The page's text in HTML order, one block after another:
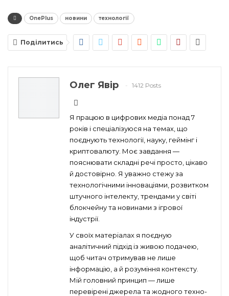
OnePlus новини технології
Поділитись
Олег Явір 1412 Posts
Я працюю в цифрових медіа понад 7
років і спеціалізуюся на темах, що
поєднують технології, науку, геймінг і
криптовалюту. Моє завдання —
пояснювати складні речі просто, цікаво
й достовірно. Я уважно стежу за
технологічними інноваціями, розвитком
штучного інтелекту, трендами у світі
блокчейну та новинами з ігрової
індустрії.
У своїх матеріалах я поєдную
аналітичний підхід із живою подачею,
щоб читач отримував не лише
інформацію, а й розуміння контексту.
Мій головний принцип — лише
перевірені джерела та жодного техно-